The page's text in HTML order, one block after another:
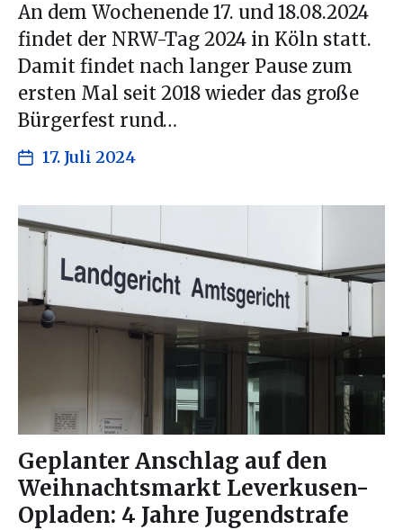
An dem Wochenende 17. und 18.08.2024
findet der NRW-Tag 2024 in Köln statt.
Damit findet nach langer Pause zum
ersten Mal seit 2018 wieder das große
Bürgerfest rund…
17. Juli 2024
Geplanter Anschlag auf den
Weihnachtsmarkt Leverkusen-
Opladen: 4 Jahre Jugendstrafe